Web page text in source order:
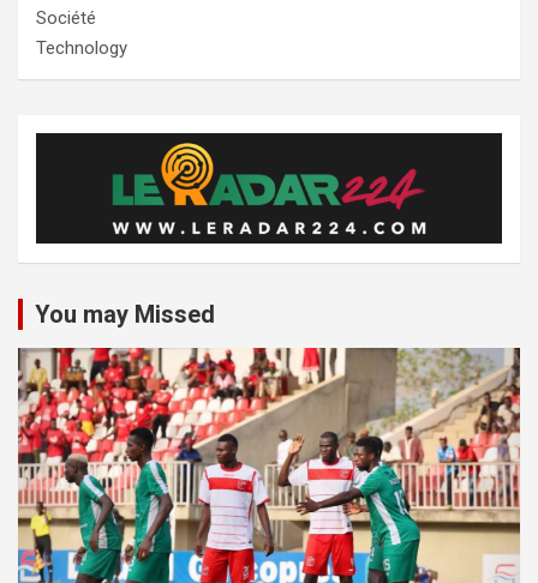
Société
Technology
You may Missed